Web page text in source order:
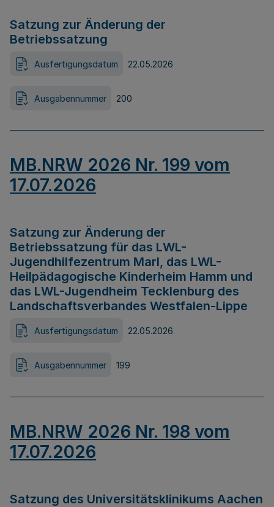
Satzung zur Änderung der
Betriebssatzung
Ausfertigungsdatum 22.05.2026
Ausgabennummer 200
MB.NRW 2026 Nr. 199 vom
17.07.2026
Satzung zur Änderung der
Betriebssatzung für das LWL-
Jugendhilfezentrum Marl, das LWL-
Heilpädagogische Kinderheim Hamm und
das LWL-Jugendheim Tecklenburg des
Landschaftsverbandes Westfalen-Lippe
Ausfertigungsdatum 22.05.2026
Ausgabennummer 199
MB.NRW 2026 Nr. 198 vom
17.07.2026
Satzung des Universitätsklinikums Aachen